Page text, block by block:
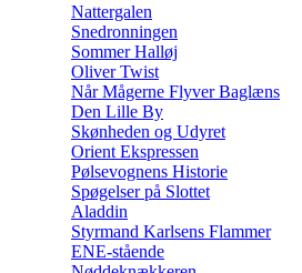
Nattergalen
Snedronningen
Sommer Halløj
Oliver Twist
Når Mågerne Flyver Baglæns
Den Lille By
Skønheden og Udyret
Orient Ekspressen
Pølsevognens Historie
Spøgelser på Slottet
Aladdin
Styrmand Karlsens Flammer
ENE-stående